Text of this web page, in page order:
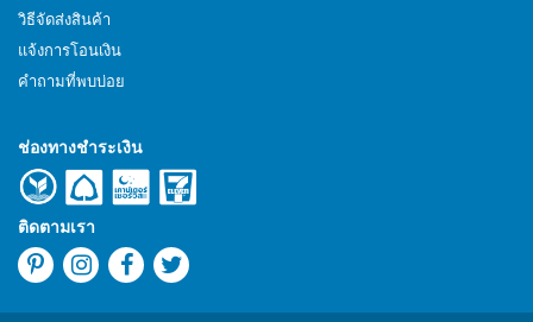
วิธีจัดส่งสินค้า
แจ้งการโอนเงิน
คำถามที่พบบ่อย
ช่องทางชำระเงิน
ติดตามเรา